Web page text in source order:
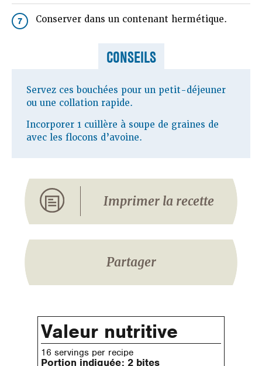
7 Conserver dans un contenant hermétique.
CONSEILS
Servez ces bouchées pour un petit-déjeuner
ou une collation rapide.
Incorporer 1 cuillère à soupe de graines de
avec les flocons d’avoine.
Imprimer la recette
Partager
Valeur nutritive
16 servings per recipe
Portion indiquée: 2 bites